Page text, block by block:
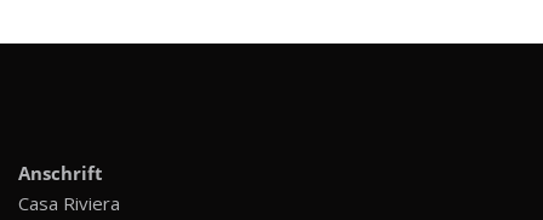
Anschrift
Casa Riviera